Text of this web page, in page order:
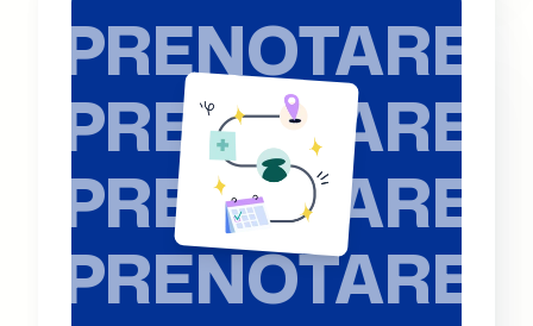
PRENOTARE
PRENOTARE
PRENOTARE
PRENOTARE